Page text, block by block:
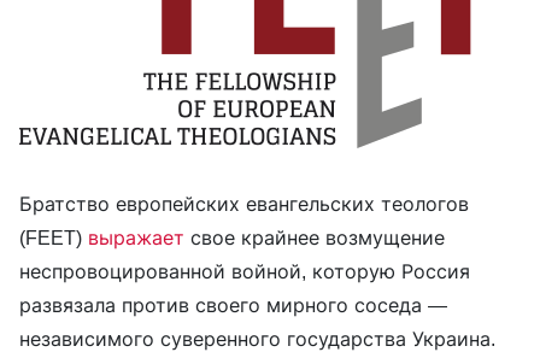
Братство европейских евангельских теологов
(FEET) выражает свое крайнее возмущение
неспровоцированной войной, которую Россия
развязала против своего мирного соседа —
независимого суверенного государства Украина.